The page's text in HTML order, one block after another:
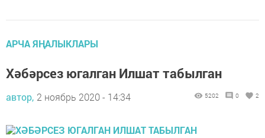
АРЧА ЯҢАЛЫКЛАРЫ
Хәбәрсез югалган Илшат табылган
автор, 2 ноябрь 2020 - 14:34 5202 0 2